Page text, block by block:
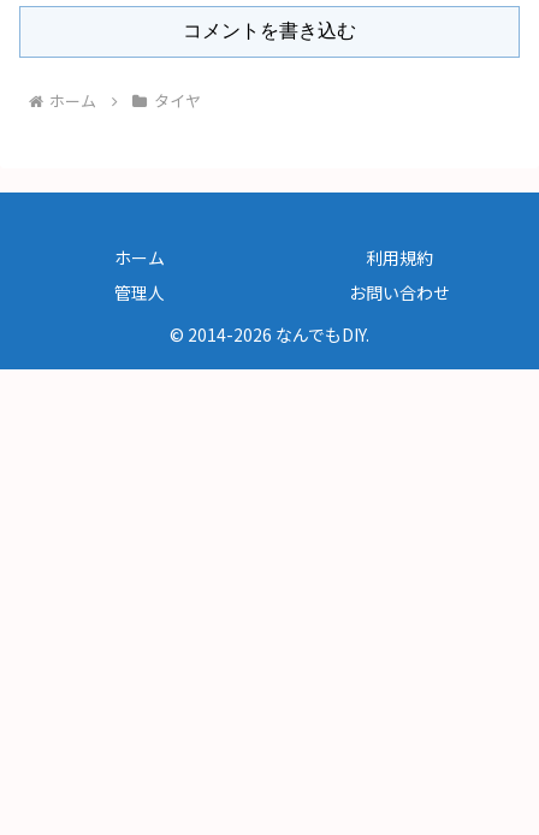
コメントを書き込む
ホーム タイヤ
ホーム
利用規約
管理人
お問い合わせ
© 2014-2026 なんでもDIY.